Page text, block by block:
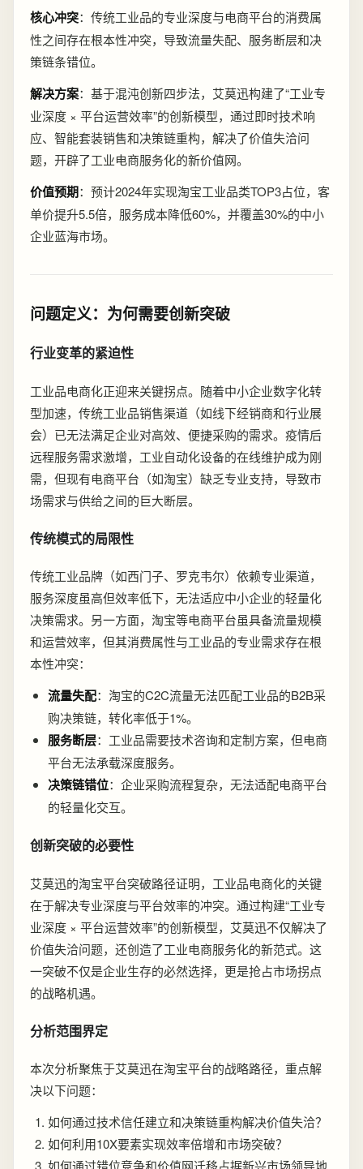
核心冲突：传统工业品的专业深度与电商平台的消费属
性之间存在根本性冲突，导致流量失配、服务断层和决
策链条错位。
解决方案：基于混沌创新四步法，艾莫迅构建了“工业专
业深度 × 平台运营效率”的创新模型，通过即时技术响
应、智能套装销售和决策链重构，解决了价值失洽问
题，开辟了工业电商服务化的新价值网。
价值预期：预计2024年实现淘宝工业品类TOP3占位，客
单价提升5.5倍，服务成本降低60%，并覆盖30%的中小
企业蓝海市场。
问题定义：为何需要创新突破
行业变革的紧迫性
工业品电商化正迎来关键拐点。随着中小企业数字化转
型加速，传统工业品销售渠道（如线下经销商和行业展
会）已无法满足企业对高效、便捷采购的需求。疫情后
远程服务需求激增，工业自动化设备的在线维护成为刚
需，但现有电商平台（如淘宝）缺乏专业支持，导致市
场需求与供给之间的巨大断层。
传统模式的局限性
传统工业品牌（如西门子、罗克韦尔）依赖专业渠道，
服务深度虽高但效率低下，无法适应中小企业的轻量化
决策需求。另一方面，淘宝等电商平台虽具备流量规模
和运营效率，但其消费属性与工业品的专业需求存在根
本性冲突：
流量失配：淘宝的C2C流量无法匹配工业品的B2B采
购决策链，转化率低于1%。
服务断层：工业品需要技术咨询和定制方案，但电商
平台无法承载深度服务。
决策链错位：企业采购流程复杂，无法适配电商平台
的轻量化交互。
创新突破的必要性
艾莫迅的淘宝平台突破路径证明，工业品电商化的关键
在于解决专业深度与平台效率的冲突。通过构建“工业专
业深度 × 平台运营效率”的创新模型，艾莫迅不仅解决了
价值失洽问题，还创造了工业电商服务化的新范式。这
一突破不仅是企业生存的必然选择，更是抢占市场拐点
的战略机遇。
分析范围界定
本次分析聚焦于艾莫迅在淘宝平台的战略路径，重点解
决以下问题：
如何通过技术信任建立和决策链重构解决价值失洽？
如何利用10X要素实现效率倍增和市场突破？
如何通过错位竞争和价值网迁移占据新兴市场领导地